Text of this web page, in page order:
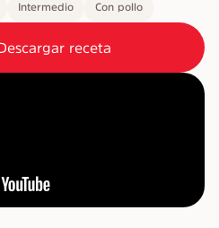
Intermedio Con pollo
receta